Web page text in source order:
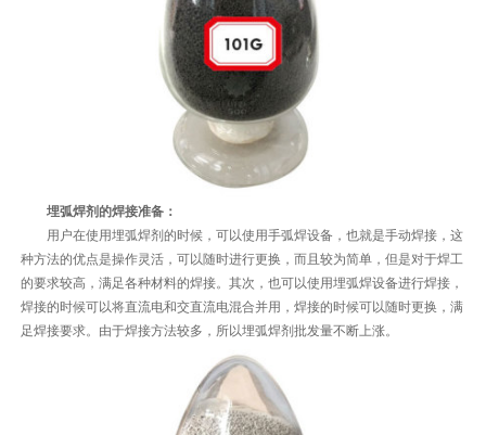
埋弧焊剂的焊接准备：
用户在使用埋弧焊剂的时候，可以使用手弧焊设备，也就是手动焊接，这
种方法的优点是操作灵活，可以随时进行更换，而且较为简单，但是对于焊工
的要求较高，满足各种材料的焊接。其次，也可以使用埋弧焊设备进行焊接，
焊接的时候可以将直流电和交直流电混合并用，焊接的时候可以随时更换，满
足焊接要求。由于焊接方法较多，所以埋弧焊剂批发量不断上涨。